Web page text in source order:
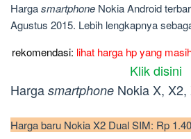
Hargasmartphone Nokia Android
Agustus 2015. Lebih lengkapnya
rekomendasi: lihat harga hp yang
Klik disini
Harga smartphone Nokia X, X2,
Harga baru Nokia X2 Dual SIM: Rp